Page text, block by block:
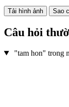
Tải hình ảnh Sao
Câu hỏi
"tam hon" trong